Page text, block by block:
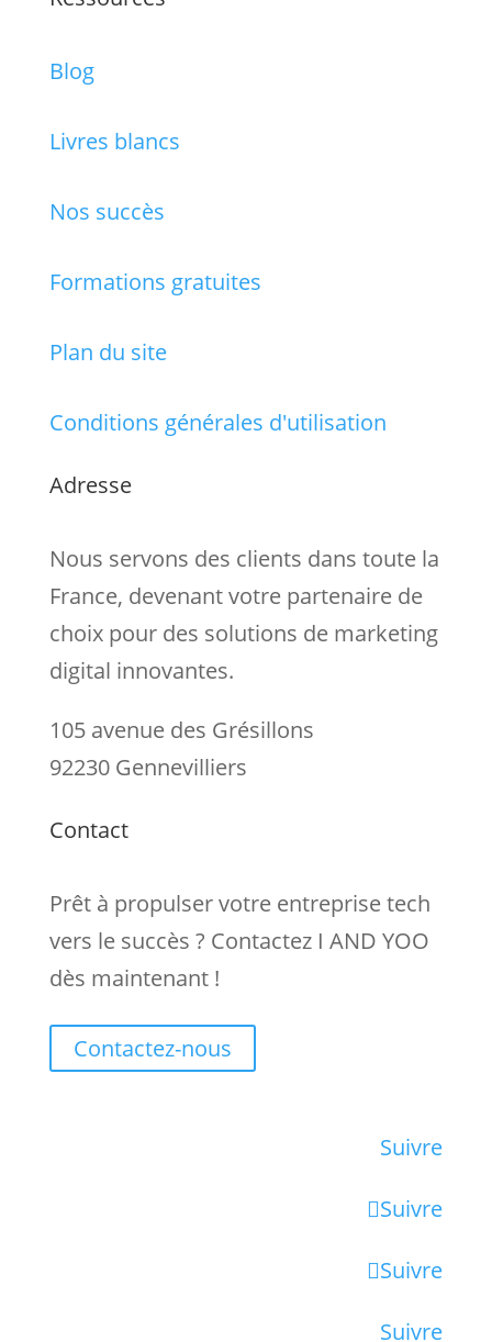
Blog
Livres blancs
Nos succès
Formations gratuites
Plan du site
Conditions générales d'utilisation
Adresse
Nous servons des clients dans toute la
France, devenant votre partenaire de
choix pour des solutions de marketing
digital innovantes.
105 avenue des Grésillons
92230 Gennevilliers
Contact
Prêt à propulser votre entreprise tech
vers le succès ? Contactez I AND YOO
dès maintenant !
Contactez-nous
Suivre
Suivre
Suivre
Suivre